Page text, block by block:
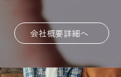
会社概要詳細へ